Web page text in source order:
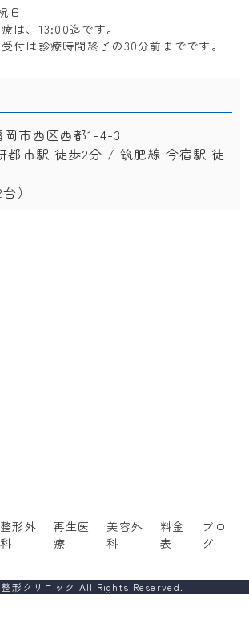
日
は、13:00迄です。
付は診療時間終了の30分前までです。
市西区西都1-4-3
都市駅 徒歩2分 / 筑肥線 今宿駅 徒
）
整形外
科
再生医
療
美容外
科
料金
表
ブロ
グ
形クリニック All Rights Reserved.